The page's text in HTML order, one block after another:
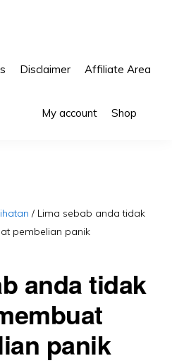
Disclaimer Affiliate Area
My account Shop
/ Lima sebab anda tidak
pembelian panik
anda tidak
panik